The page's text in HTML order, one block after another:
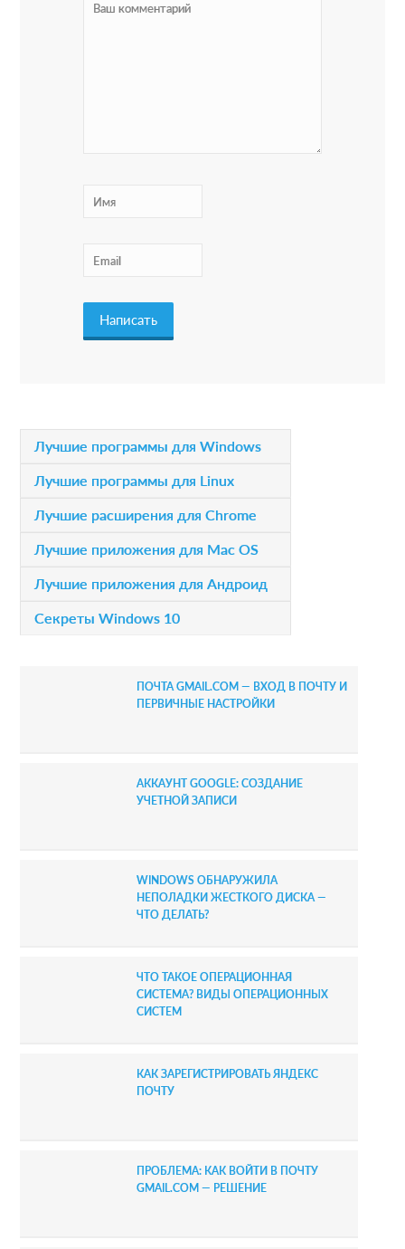
i
o
n
P
m
y
Лучшие программы для Windows
Лучшие программы для Linux
Лучшие расширения для Chrome
Лучшие приложения для Mac OS
Лучшие приложения для Андроид
Секреты Windows 10
ПОЧТА GMAIL.COM — ВХОД В ПОЧТУ И
ПЕРВИЧНЫЕ НАСТРОЙКИ
АККАУНТ GOOGLE: СОЗДАНИЕ
УЧЕТНОЙ ЗАПИСИ
WINDOWS ОБНАРУЖИЛА
НЕПОЛАДКИ ЖЕСТКОГО ДИСКА —
ЧТО ДЕЛАТЬ?
ЧТО ТАКОЕ ОПЕРАЦИОННАЯ
СИСТЕМА? ВИДЫ ОПЕРАЦИОННЫХ
СИСТЕМ
КАК ЗАРЕГИСТРИРОВАТЬ ЯНДЕКС
ПОЧТУ
ПРОБЛЕМА: КАК ВОЙТИ В ПОЧТУ
GMAIL.COM — РЕШЕНИЕ